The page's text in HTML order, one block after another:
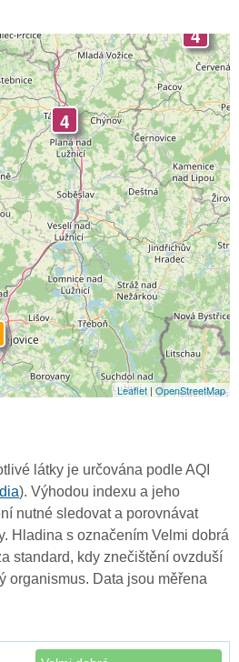
4
4
Leaflet | OpenStreetMap
látky je určována podle AQI
). Výhodou indexu a jeho
nutné sledovat a porovnávat
Hladina s označením Velmi dobrá
standard, kdy znečištění ovzduší
organismus. Data jsou měřena